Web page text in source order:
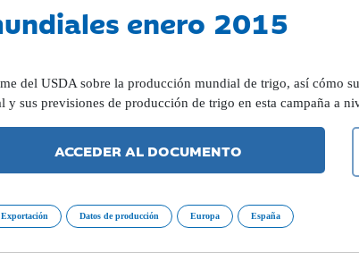
enero 2015
del USDA sobre la producción mundial de trigo, así cómo
y sus previsiones de producción de trigo en esta campaña a
ACCEDER AL DOCUMENTO
Exportación Datos de producción Europa España